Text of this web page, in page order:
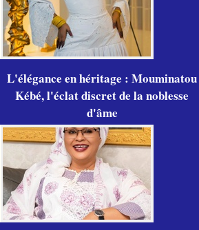
L'élégance en héritage : Mouminatou
Kébé, l'éclat discret de la noblesse
d'âme